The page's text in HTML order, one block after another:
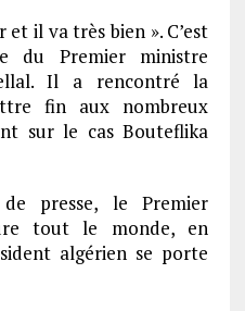
il va très bien ». C’est
du Premier ministre
Il a rencontré la
fin aux nombreux
sur le cas Bouteflika
presse, le Premier
tout le monde, en
algérien se porte